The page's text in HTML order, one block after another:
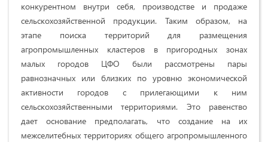
конкурентном внутри себя, производстве и продаже
сельскохозяйственной продукции. Таким образом, на
этапе поиска территорий для размещения
агропромышленных кластеров в пригородных зонах
малых городов ЦФО были рассмотрены пары
равнозначных или близких по уровню экономической
активности городов с прилегающими к ним
сельскохозяйственными территориями. Это равенство
дает основание предполагать, что создание на их
межселитебных территориях общего агропромышленного